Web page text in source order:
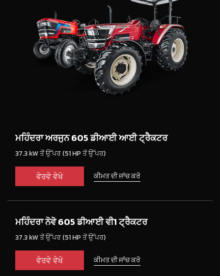
ਮਹਿੰਦਰਾ ਅਰਜੁਨ 605 ਡੀਆਈ ਆਈ ਟ੍ਰੈਕਟਰ
37.3 kW ਤੋਂ ਉੱਪਰ (51 HP ਤੋਂ ਉੱਪਰ)
ਵੇਰਵੇ ਵੇਖੋ ਕੀਮਤ ਦੀ ਜਾਂਚ ਕਰੋ
ਮਹਿੰਦਰਾ ਨੋਵੋ 605 ਡੀਆਈ ਵੀ1 ਟ੍ਰੈਕਟਰ
37.3 kW ਤੋਂ ਉੱਪਰ (51 HP ਤੋਂ ਉੱਪਰ)
ਵੇਰਵੇ ਵੇਖੋ ਕੀਮਤ ਦੀ ਜਾਂਚ ਕਰੋ